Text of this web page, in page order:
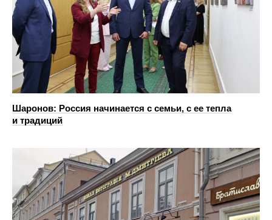
Шаронов: Россия начинается с семьи, с ее тепла
и традиций